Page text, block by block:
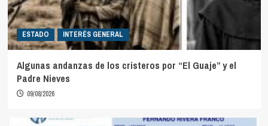
ESTADO INTERÉS GENERAL
Algunas andanzas de los cristeros por “El Guaje” y el
Padre Nieves
09/08/2026